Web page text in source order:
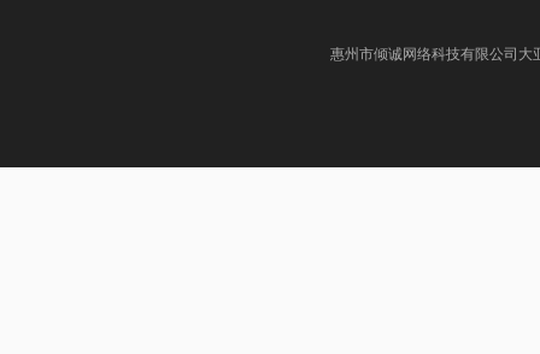
惠州市倾诚网络科技有限公司大